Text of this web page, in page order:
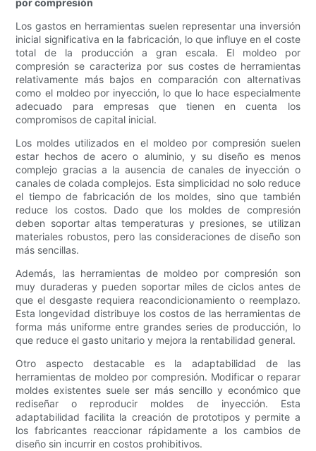
por compresión
Los gastos en herramientas suelen representar una inversión
inicial significativa en la fabricación, lo que influye en el coste
total de la producción a gran escala. El moldeo por
compresión se caracteriza por sus costes de herramientas
relativamente más bajos en comparación con alternativas
como el moldeo por inyección, lo que lo hace especialmente
adecuado para empresas que tienen en cuenta los
compromisos de capital inicial.
Los moldes utilizados en el moldeo por compresión suelen
estar hechos de acero o aluminio, y su diseño es menos
complejo gracias a la ausencia de canales de inyección o
canales de colada complejos. Esta simplicidad no solo reduce
el tiempo de fabricación de los moldes, sino que también
reduce los costos. Dado que los moldes de compresión
deben soportar altas temperaturas y presiones, se utilizan
materiales robustos, pero las consideraciones de diseño son
más sencillas.
Además, las herramientas de moldeo por compresión son
muy duraderas y pueden soportar miles de ciclos antes de
que el desgaste requiera reacondicionamiento o reemplazo.
Esta longevidad distribuye los costos de las herramientas de
forma más uniforme entre grandes series de producción, lo
que reduce el gasto unitario y mejora la rentabilidad general.
Otro aspecto destacable es la adaptabilidad de las
herramientas de moldeo por compresión. Modificar o reparar
moldes existentes suele ser más sencillo y económico que
rediseñar o reproducir moldes de inyección. Esta
adaptabilidad facilita la creación de prototipos y permite a
los fabricantes reaccionar rápidamente a los cambios de
diseño sin incurrir en costos prohibitivos.